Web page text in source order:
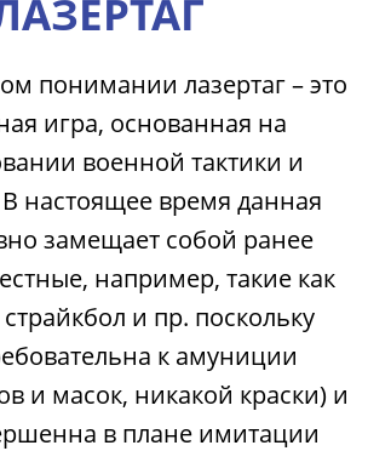
понимании лазертаг – это
игра, основанная на
военной тактики и
В настоящее время данная
замещает собой ранее
например, такие как
и пр. поскольку
к амуниции
и масок, никакой краски) и
в плане имитации